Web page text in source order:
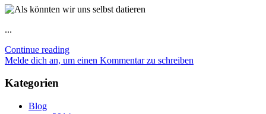
...
Continue reading
Melde dich an, um einen Kommentar zu schreiben
Kategorien
Blog